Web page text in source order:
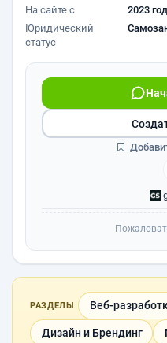
На сайте с
2023
Юридический
статус
РАЗДЕЛЫ Веб-
Дизайн и Брендинг